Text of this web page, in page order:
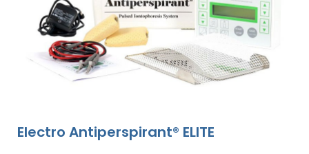
Electro Antiperspirant® ELITE